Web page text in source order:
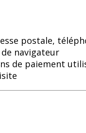
postale,
navigateur
de paiement